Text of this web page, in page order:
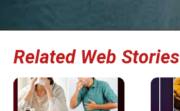
Related Web Stories